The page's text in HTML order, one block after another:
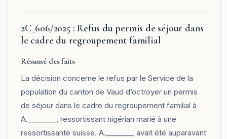
2C_606/2025 : Refus du permis de séjour dans
le cadre du regroupement familial
Résumé des faits
La décision concerne le refus par le Service de la
population du canton de Vaud d’octroyer un permis
de séjour dans le cadre du regroupement familial à
A.________, ressortissant nigérian marié à une
ressortissante suisse. A.________ avait été auparavant